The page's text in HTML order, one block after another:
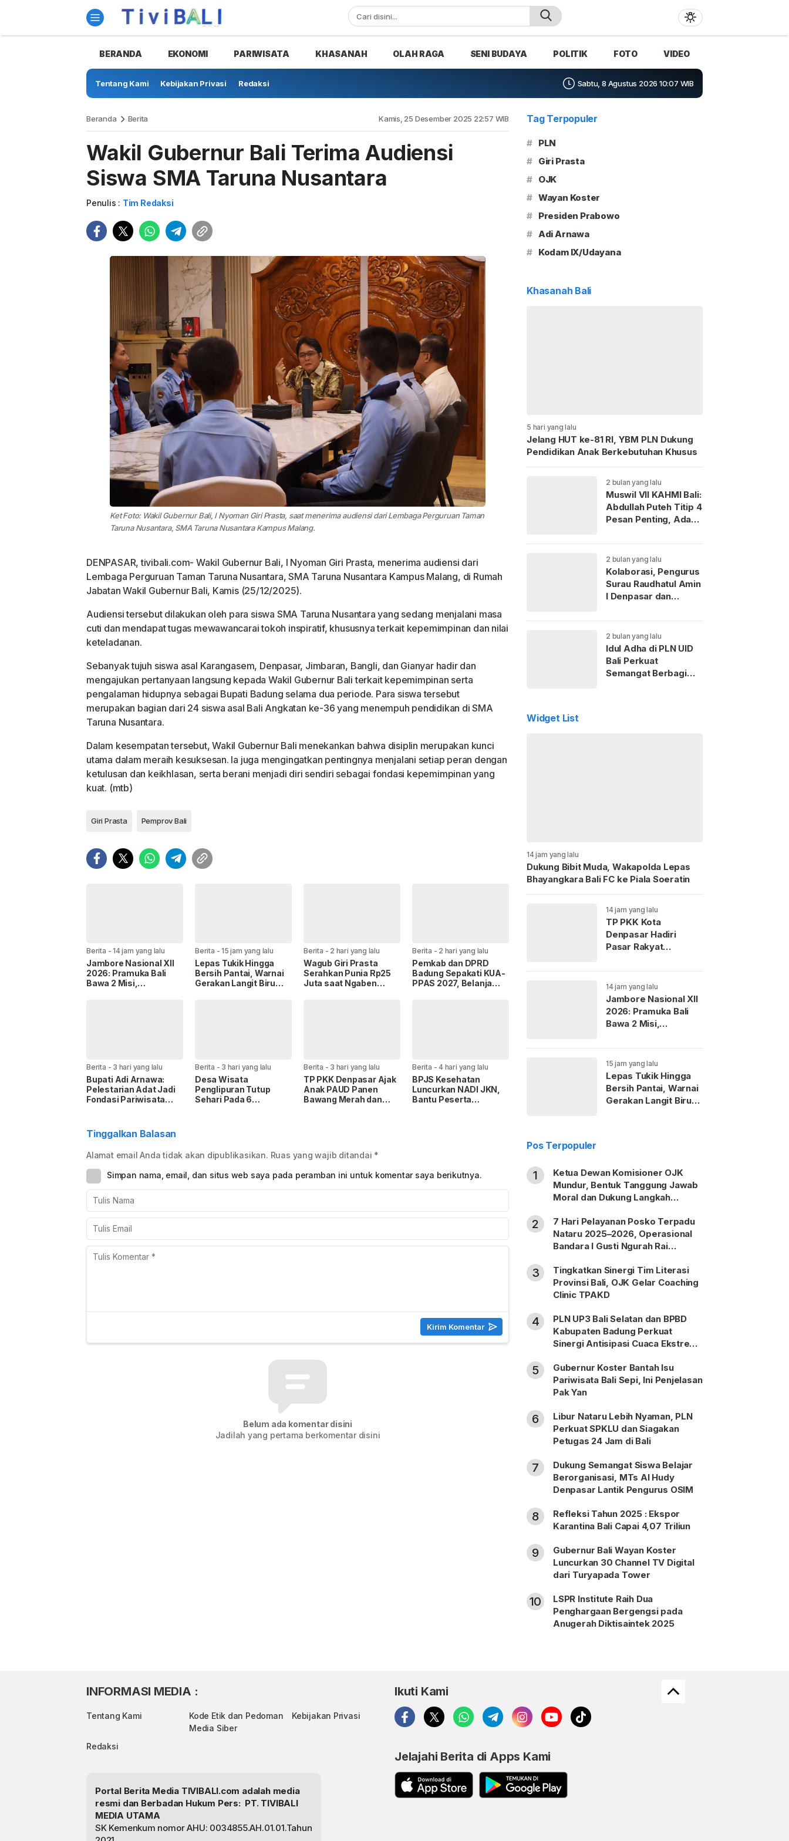
BERANDA EKONOMI PARIWISATA KHASANAH OLAH RAGA SENI BUDAYA POLITIK FOTO VIDEO
Tentang Kami Kebijakan Privasi Redaksi Sabtu, 8 Agustus 2026 10:07 WIB
Beranda Berita Kamis, 25 Desember 2025 22:57 WIB
Wakil Gubernur Bali Terima Audiensi
Siswa SMA Taruna Nusantara
Penulis : Tim Redaksi
Ket Foto: Wakil Gubernur Bali, I Nyoman Giri Prasta, saat menerima audiensi dari Lembaga Perguruan Taman
Taruna Nusantara, SMA Taruna Nusantara Kampus Malang.
DENPASAR, tivibali.com- Wakil Gubernur Bali, I Nyoman Giri Prasta, menerima audiensi dari
Lembaga Perguruan Taman Taruna Nusantara, SMA Taruna Nusantara Kampus Malang, di Rumah
Jabatan Wakil Gubernur Bali, Kamis (25/12/2025).
Audiensi tersebut dilakukan oleh para siswa SMA Taruna Nusantara yang sedang menjalani masa
cuti dan mendapat tugas mewawancarai tokoh inspiratif, khususnya terkait kepemimpinan dan nilai
keteladanan.
Sebanyak tujuh siswa asal Karangasem, Denpasar, Jimbaran, Bangli, dan Gianyar hadir dan
mengajukan pertanyaan langsung kepada Wakil Gubernur Bali terkait kepemimpinan serta
pengalaman hidupnya sebagai Bupati Badung selama dua periode. Para siswa tersebut
merupakan bagian dari 24 siswa asal Bali Angkatan ke-36 yang menempuh pendidikan di SMA
Taruna Nusantara.
Dalam kesempatan tersebut, Wakil Gubernur Bali menekankan bahwa disiplin merupakan kunci
utama dalam meraih kesuksesan. Ia juga mengingatkan pentingnya menjalani setiap peran dengan
ketulusan dan keikhlasan, serta berani menjadi diri sendiri sebagai fondasi kepemimpinan yang
kuat. (mtb)
Giri Prasta Pemprov Bali
Berita -14 jam yang lalu
Jambore Nasional XII
2026: Pramuka Bali
Bawa 2 Misi,
Berita -15 jam yang lalu
Lepas Tukik Hingga
Bersih Pantai, Warnai
Gerakan Langit Biru
Berita - 2 hari yang lalu
Wagub Giri Prasta
Serahkan Punia Rp25
Juta saat Ngaben
Berita - 2 hari yang lalu
Pemkab dan DPRD
Badung Sepakati KUA-
PPAS 2027, Belanja
Berita - 3 hari yang lalu
Bupati Adi Arnawa:
Pelestarian Adat Jadi
Fondasi Pariwisata
Berita - 3 hari yang lalu
Desa Wisata
Penglipuran Tutup
Sehari Pada 6
Berita - 3 hari yang lalu
TP PKK Denpasar Ajak
Anak PAUD Panen
Bawang Merah dan
Berita -4 hari yang lalu
BPJS Kesehatan
Luncurkan NADI JKN,
Bantu Peserta
Tinggalkan Balasan
Alamat email Anda tidak akan dipublikasikan. Ruas yang wajib ditandai *
Simpan nama, email, dan situs web saya pada peramban ini untuk komentar saya berikutnya.
Belum ada komentar disini
Jadilah yang pertama berkomentar disini
Tag Terpopuler
# PLN
# Giri Prasta
# OJK
# Wayan Koster
# Presiden Prabowo
# Adi Arnawa
# Kodam IX/Udayana
Khasanah Bali
5 hari yang lalu
Jelang HUT ke-81 RI, YBM PLN Dukung
Pendidikan Anak Berkebutuhan Khusus
2 bulan yang lalu
Muswil VII KAHMI Bali:
Abdullah Puteh Titip 4
Pesan Penting, Ada
2 bulan yang lalu
Kolaborasi, Pengurus
Surau Raudhatul Amin
I Denpasar dan
Hewan Kurban
2 bulan yang lalu
Idul Adha di PLN UID
Bali Perkuat
Semangat Berbagi
Widget List
14 jam yang lalu
Dukung Bibit Muda, Wakapolda Lepas
Bhayangkara Bali FC ke Piala Soeratin
14 jam yang lalu
TP PKK Kota
Denpasar Hadiri
Pasar Rakyat
14 jam yang lalu
Jambore Nasional XII
2026: Pramuka Bali
Bawa 2 Misi,
15 jam yang lalu
Lepas Tukik Hingga
Bersih Pantai, Warnai
Gerakan Langit Biru
Pos Terpopuler
1
Ketua Dewan Komisioner OJK
Mundur, Bentuk Tanggung Jawab
Moral dan Dukung Langkah
2
7 Hari Pelayanan Posko Terpadu
Nataru 2025–2026, Operasional
Bandara I Gusti Ngurah Rai
3
Tingkatkan Sinergi Tim Literasi
Provinsi Bali, OJK Gelar Coaching
Clinic TPAKD
4
PLN UP3 Bali Selatan dan BPBD
Kabupaten Badung Perkuat
Sinergi Antisipasi Cuaca Ekstrem
5
Gubernur Koster Bantah Isu
Pariwisata Bali Sepi, Ini Penjelasan
Pak Yan
6
Libur Nataru Lebih Nyaman, PLN
Perkuat SPKLU dan Siagakan
Petugas 24 Jam di Bali
7
Dukung Semangat Siswa Belajar
Berorganisasi, MTs Al Hudy
Denpasar Lantik Pengurus OSIM
8
Refleksi Tahun 2025 : Ekspor
Karantina Bali Capai 4,07 Triliun
9
Gubernur Bali Wayan Koster
Luncurkan 30 Channel TV Digital
dari Turyapada Tower
10
LSPR Institute Raih Dua
Penghargaan Bergengsi pada
Anugerah Diktisaintek 2025
INFORMASI MEDIA :
Tentang Kami
Kode Etik dan Pedoman
Media Siber
Kebijakan Privasi
Redaksi
Portal Berita Media TIVIBALI.com adalah media
resmi dan Berbadan Hukum Pers: PT. TIVIBALI
MEDIA UTAMA
SK Kemenkum nomor AHU: 0034855.AH.01.01.Tahun
Ikuti Kami
Jelajahi Berita di Apps Kami